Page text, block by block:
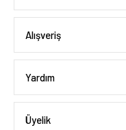
Alışveriş
Yardım
Üyelik